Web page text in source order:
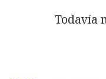
Todavía